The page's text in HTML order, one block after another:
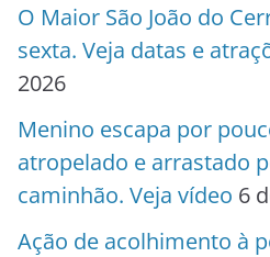
O Maior São João do
sexta. Veja datas e
2026
Menino escapa por
atropelado e arrastado
caminhão. Veja vídeo 6
Ação de acolhimento à